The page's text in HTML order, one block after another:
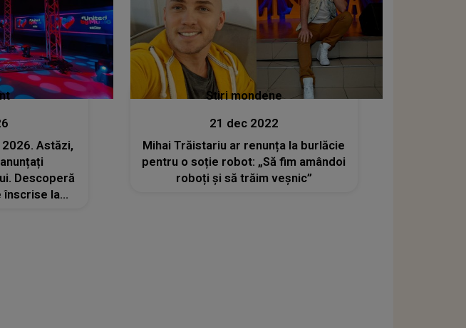
2026. Astăzi,
Descoperă
înscrise la
Stiri mondene
21 dec 2022
Mihai Trăistariu ar renunța la burlăcie
pentru o soție robot: „Să fim amândoi
roboți și să trăim veșnic”